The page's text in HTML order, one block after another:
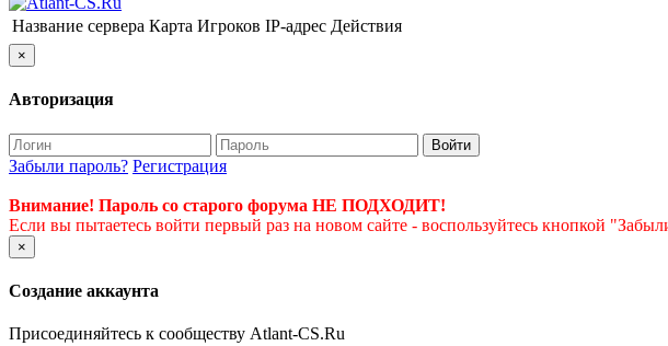
Название сервера Карта Игроков IP-адрес Действия
×
Авторизация
Войти
Забыли пароль? Регистрация
Внимание! Пароль со старого форума НЕ ПОДХОДИТ!
Если вы пытаетесь войти первый раз на новом сайте - воспользуйтесь кнопкой
×
Создание аккаунта
Присоединяйтесь к сообществу Atlant-CS.Ru